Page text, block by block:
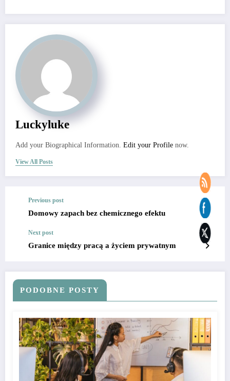
Luckyluke
Add your Biographical Information. Edit your Profile now.
View All Posts
Previous post
Domowy zapach bez chemicznego efektu
Next post
Granice między pracą a życiem prywatnym
PODOBNE POSTY